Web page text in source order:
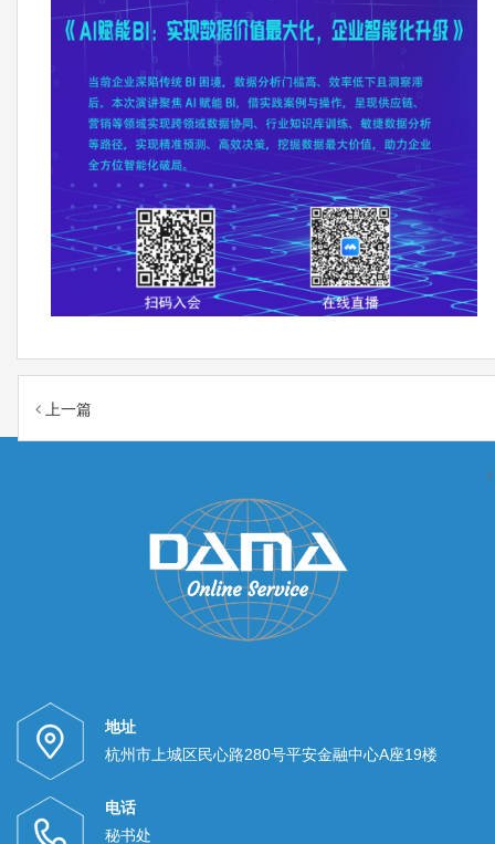
上一篇
地址
杭州市上城区民心路280号平安金融中心A座19楼
电话
秘书处